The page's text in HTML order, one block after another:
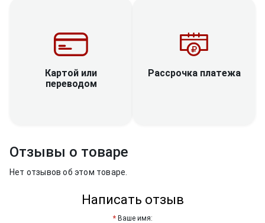
Картой или
переводом
Рассрочка платежа
Отзывы о товаре
Нет отзывов об этом товаре.
Написать отзыв
Ваше имя: